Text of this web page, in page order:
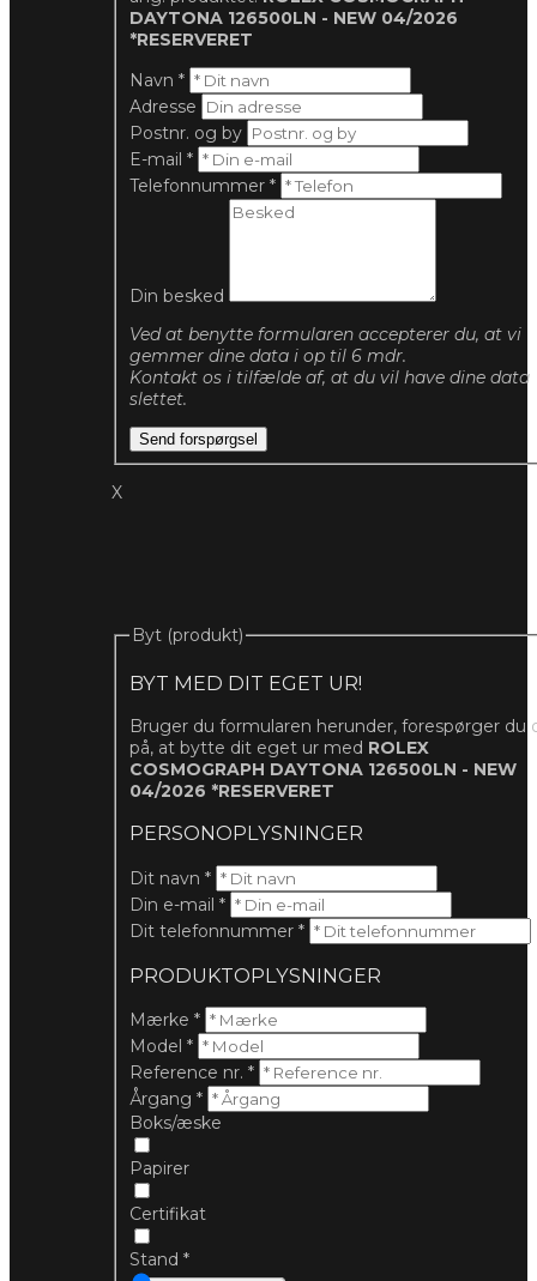
DAYTONA 126500LN - NEW 04/2026
*RESERVERET
Navn *
Adresse
Postnr. og by
E-mail *
Telefonnummer *
Din besked
Ved at benytte formularen accepterer du, at vi
gemmer dine data i op til 6 mdr.
Kontakt os i tilfælde af, at du vil have dine data
slettet.
Send forspørgsel
X
Byt (produkt)
BYT MED DIT EGET UR!
Bruger du formularen herunder, forespørger du
på, at bytte dit eget ur med ROLEX
COSMOGRAPH DAYTONA 126500LN - NEW
04/2026 *RESERVERET
PERSONOPLYSNINGER
Dit navn *
Din e-mail *
Dit telefonnummer *
PRODUKTOPLYSNINGER
Mærke *
Model *
Reference nr. *
Årgang *
Boks/æske
Papirer
Certifikat
Stand *